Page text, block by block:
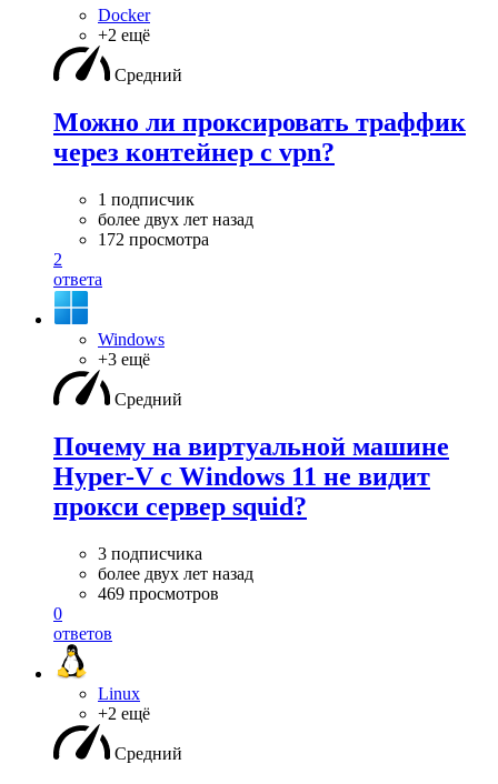
Docker
+2 ещё
Средний
Можно ли проксировать траффик
через контейнер с vpn?
1 подписчик
более двух лет назад
172 просмотра
2
ответа
Windows
+3 ещё
Средний
Почему на виртуальной машине
Hyper-V с Windows 11 не видит
прокси сервер squid?
3 подписчика
более двух лет назад
469 просмотров
0
ответов
Linux
+2 ещё
Средний